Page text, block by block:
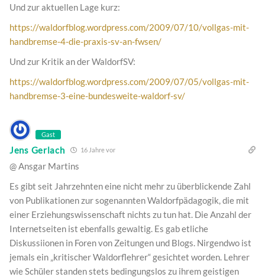
Und zur aktuellen Lage kurz:
https://waldorfblog.wordpress.com/2009/07/10/vollgas-mit-
handbremse-4-die-praxis-sv-an-fwsen/
Und zur Kritik an der WaldorfSV:
https://waldorfblog.wordpress.com/2009/07/05/vollgas-mit-
handbremse-3-eine-bundesweite-waldorf-sv/
Gast
Jens Gerlach 16 Jahre vor
@ Ansgar Martins
Es gibt seit Jahrzehnten eine nicht mehr zu überblickende Zahl
von Publikationen zur sogenannten Waldorfpädagogik, die mit
einer Erziehungswissenschaft nichts zu tun hat. Die Anzahl der
Internetseiten ist ebenfalls gewaltig. Es gab etliche
Diskussiionen in Foren von Zeitungen und Blogs. Nirgendwo ist
jemals ein „kritischer Waldorflehrer“ gesichtet worden. Lehrer
wie Schüler standen stets bedingungslos zu ihrem geistigen